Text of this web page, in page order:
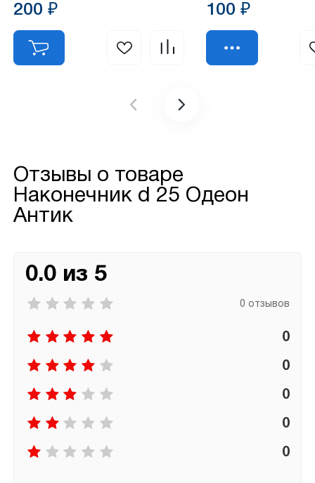
200 ₽ 100 ₽
Отзывы о товаре
Наконечник d 25 Одеон
Антик
0.0 из 5
0 отзывов
0
0
0
0
0